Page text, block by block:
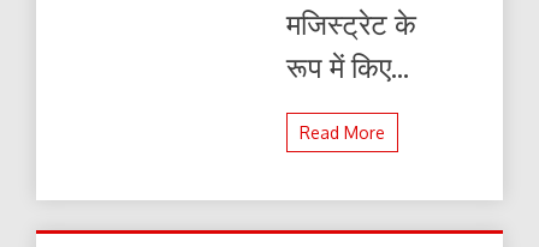
मजिस्ट्रेट के
रूप में किए...
Read More